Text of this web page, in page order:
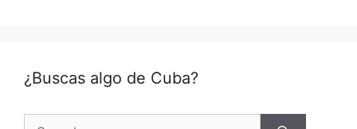
¿Buscas algo de Cuba?